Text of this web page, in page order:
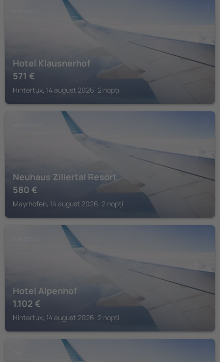
Hotel Klausnerhof
571 €
Hintertux, 14 august 2026, 2 nopți
Neuhaus Zillertal Resort
580 €
Mayrhofen, 14 august 2026, 2 nopți
Hotel Alpenhof
1.102 €
Hintertux, 14 august 2026, 2 nopți